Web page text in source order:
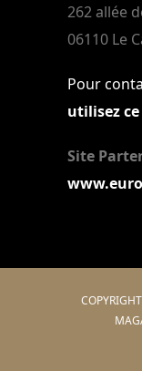
262 allée
06110 Le
Pour
utilisez
Site